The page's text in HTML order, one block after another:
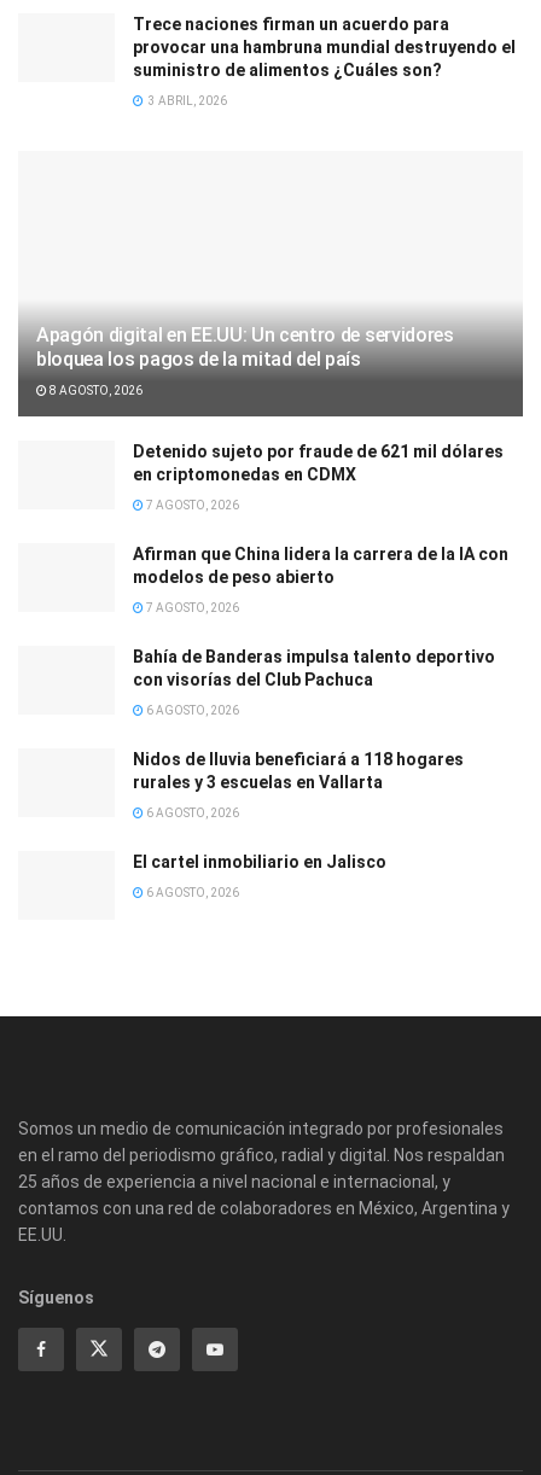
Trece naciones firman un acuerdo para
provocar una hambruna mundial destruyendo el
suministro de alimentos ¿Cuáles son?
3 ABRIL, 2026
Apagón digital en EE.UU: Un centro de servidores
bloquea los pagos de la mitad del país
8 AGOSTO, 2026
Detenido sujeto por fraude de 621 mil dólares
en criptomonedas en CDMX
7 AGOSTO, 2026
Afirman que China lidera la carrera de la IA con
modelos de peso abierto
7 AGOSTO, 2026
Bahía de Banderas impulsa talento deportivo
con visorías del Club Pachuca
6 AGOSTO, 2026
Nidos de lluvia beneficiará a 118 hogares
rurales y 3 escuelas en Vallarta
6 AGOSTO, 2026
El cartel inmobiliario en Jalisco
6 AGOSTO, 2026
Somos un medio de comunicación integrado por profesionales
en el ramo del periodismo gráfico, radial y digital. Nos respaldan
25 años de experiencia a nivel nacional e internacional, y
contamos con una red de colaboradores en México, Argentina y
EE.UU.
Síguenos